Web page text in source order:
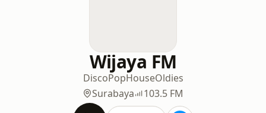
Wijaya FM
DiscoPopHouseOldies
Surabaya
103.5 FM